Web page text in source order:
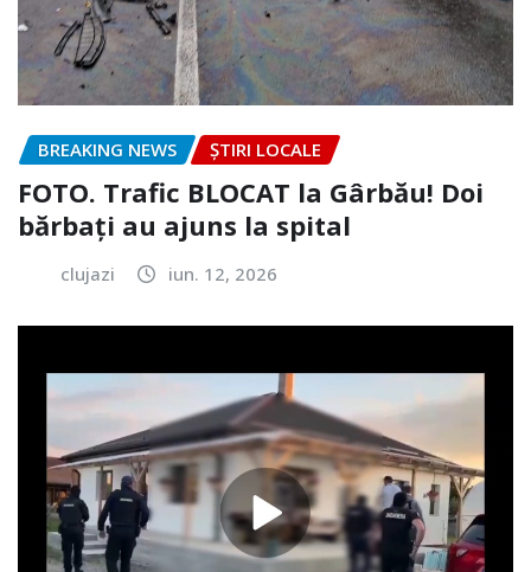
BREAKING NEWS ȘTIRI LOCALE
FOTO. Trafic BLOCAT la Gârbău! Doi
bărbați au ajuns la spital
clujazi iun. 12, 2026